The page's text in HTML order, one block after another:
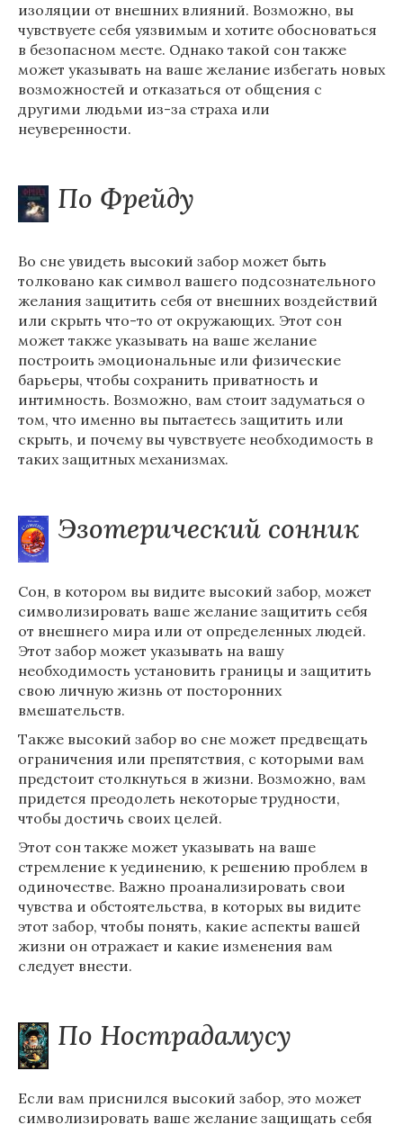
изоляции от внешних влияний. Возможно, вы
чувствуете себя уязвимым и хотите обосноваться
в безопасном месте. Однако такой сон также
может указывать на ваше желание избегать новых
возможностей и отказаться от общения с
другими людьми из-за страха или
неуверенности.
По Фрейду
Во сне увидеть высокий забор может быть
толковано как символ вашего подсознательного
желания защитить себя от внешних воздействий
или скрыть что-то от окружающих. Этот сон
может также указывать на ваше желание
построить эмоциональные или физические
барьеры, чтобы сохранить приватность и
интимность. Возможно, вам стоит задуматься о
том, что именно вы пытаетесь защитить или
скрыть, и почему вы чувствуете необходимость в
таких защитных механизмах.
Эзотерический сонник
Сон, в котором вы видите высокий забор, может
символизировать ваше желание защитить себя
от внешнего мира или от определенных людей.
Этот забор может указывать на вашу
необходимость установить границы и защитить
свою личную жизнь от посторонних
вмешательств.
Также высокий забор во сне может предвещать
ограничения или препятствия, с которыми вам
предстоит столкнуться в жизни. Возможно, вам
придется преодолеть некоторые трудности,
чтобы достичь своих целей.
Этот сон также может указывать на ваше
стремление к уединению, к решению проблем в
одиночестве. Важно проанализировать свои
чувства и обстоятельства, в которых вы видите
этот забор, чтобы понять, какие аспекты вашей
жизни он отражает и какие изменения вам
следует внести.
По Нострадамусу
Если вам приснился высокий забор, это может
символизировать ваше желание защищать себя